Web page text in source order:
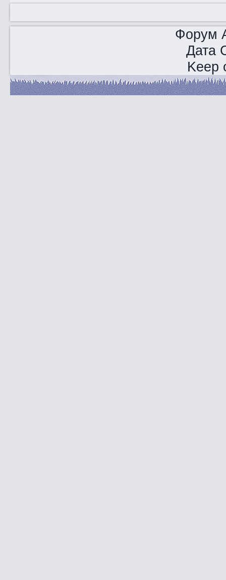
Форум
Дата
Keep